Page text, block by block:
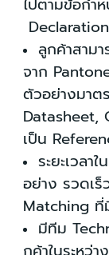
ไปตามข้อกำ
ลูกค้าสาม
จาก
ตัวอย่างมาต
Datasheet,
เป็น
ระยะเวลา
อย่าง รวดเ
Matching
มีทีม